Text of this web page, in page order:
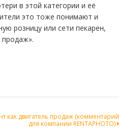
в этой категории и её
это тоже понимают и
розницу или сети пекарен,
как двигатель продаж (комментарий
для компании RENTAPHOTO)